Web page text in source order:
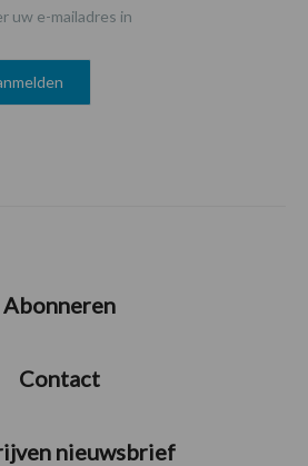
uw e-mailadres in
Abonneren
Contact
nieuwsbrief